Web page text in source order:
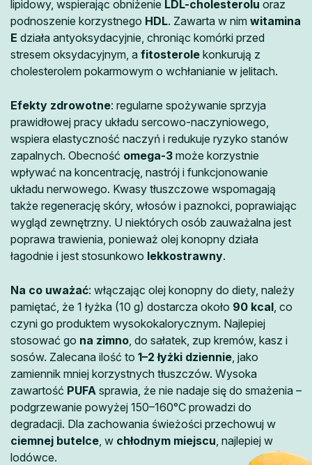
lipidowy, wspierając obniżenie LDL-cholesterolu oraz
podnoszenie korzystnego HDL. Zawarta w nim witamina
E działa antyoksydacyjnie, chroniąc komórki przed
stresem oksydacyjnym, a fitosterole konkurują z
cholesterolem pokarmowym o wchłanianie w jelitach.
Efekty zdrowotne: regularne spożywanie sprzyja
prawidłowej pracy układu sercowo-naczyniowego,
wspiera elastyczność naczyń i redukuje ryzyko stanów
zapalnych. Obecność omega-3 może korzystnie
wpływać na koncentrację, nastrój i funkcjonowanie
układu nerwowego. Kwasy tłuszczowe wspomagają
także regenerację skóry, włosów i paznokci, poprawiając
wygląd zewnętrzny. U niektórych osób zauważalna jest
poprawa trawienia, ponieważ olej konopny działa
łagodnie i jest stosunkowo lekkostrawny.
Na co uważać: włączając olej konopny do diety, należy
pamiętać, że 1 łyżka (10 g) dostarcza około 90 kcal , co
czyni go produktem wysokokalorycznym. Najlepiej
stosować go na zimno , do sałatek, zup kremów, kasz i
sosów. Zalecana ilość to 1–2 łyżki dziennie , jako
zamiennik mniej korzystnych tłuszczów. Wysoka
zawartość PUFA sprawia, że nie nadaje się do smażenia –
podgrzewanie powyżej 150–160°C prowadzi do
degradacji. Dla zachowania świeżości przechowuj w
ciemnej butelce , w chłodnym miejscu , najlepiej w
lodówce.